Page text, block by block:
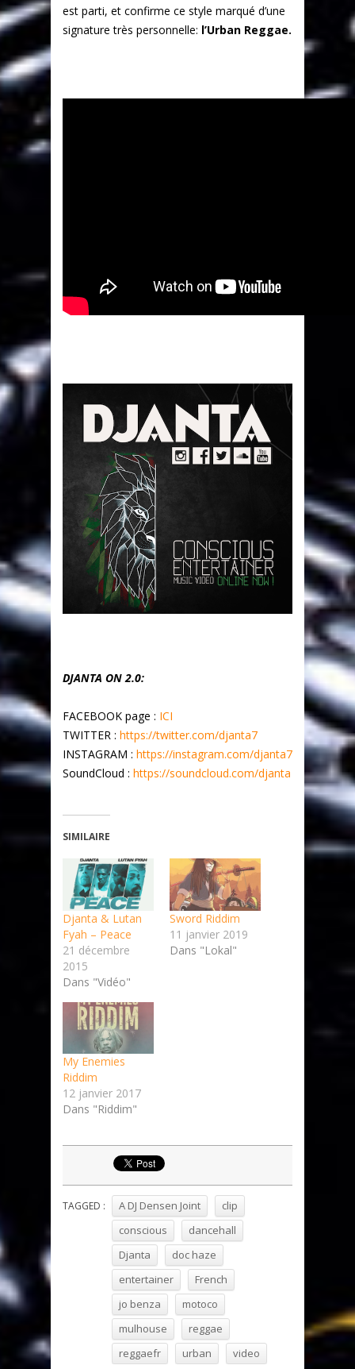
est parti, et confirme ce style marqué d’une
signature très personnelle: l’Urban Reggae.
DJANTA ON 2.0:
FACEBOOK page : ICI
TWITTER : https://twitter.com/djanta7
INSTAGRAM : https://instagram.com/djanta7
SoundCloud : https://soundcloud.com/djanta
SIMILAIRE
Djanta & Lutan
Fyah – Peace
21 décembre
2015
Dans "Vidéo"
Sword Riddim
11 janvier 2019
Dans "Lokal"
My Enemies
Riddim
12 janvier 2017
Dans "Riddim"
TAGGED : A DJ Densen Joint
clip
conscious
dancehall
Djanta
doc haze
entertainer
French
jo benza
motoco
mulhouse
reggae
reggaefr
urban video